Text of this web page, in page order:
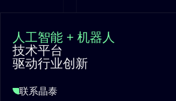
人工智能 + 机器人
技术平台
驱动行业创新
联系晶泰